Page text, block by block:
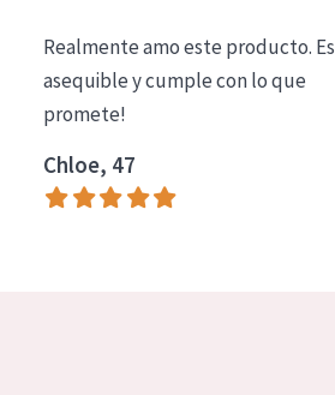
Essentials
Lift+
Expert
Realmente amo este producto. Es
asequible y cumple con lo que
promete!
Chloe, 47